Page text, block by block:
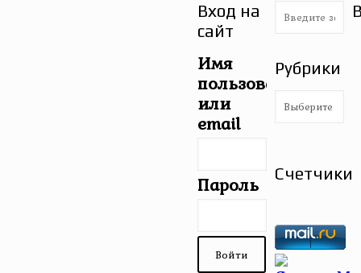
Вход на
сайт
Имя
пользователя
или
email
Пароль
Рубрики
Рубрики
Счетчики